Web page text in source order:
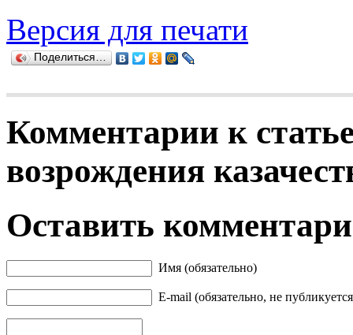
Версия для печати
Поделиться…
Комментарии к
возрождения
Оставить
Имя (обязательно)
E-mail (обязательно, не